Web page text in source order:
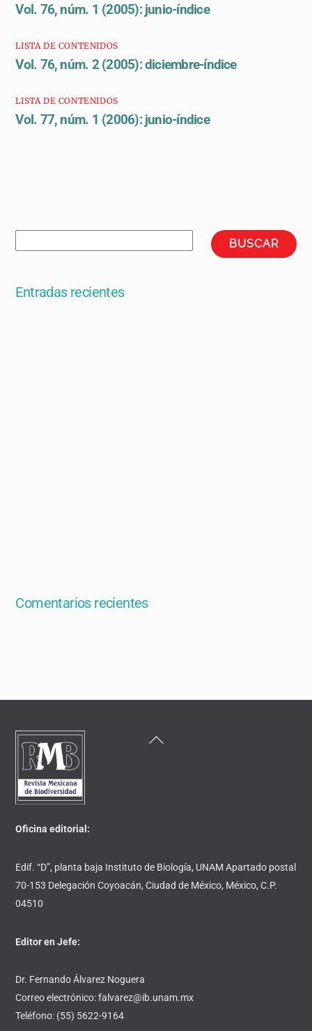
Vol. 76, núm. 1 (2005): junio-índice
LISTA DE CONTENIDOS
Vol. 76, núm. 2 (2005): diciembre-índice
LISTA DE CONTENIDOS
Vol. 77, núm. 1 (2006): junio-índice
BUSCAR
Entradas recientes
Comentarios recientes
Back
Oficina editorial:
Edif. “D”, planta baja Instituto de Biología, UNAM Apartado postal
70-153 Delegación Coyoacán, Ciudad de México, México, C.P.
04510
Editor en Jefe:
Dr. Fernando Álvarez Noguera
Correo electrónico: falvarez@ib.unam.mx
Teléfono: (55) 5622-9164